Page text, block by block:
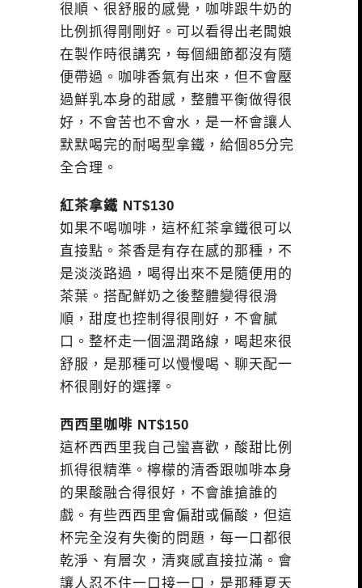
很順、很舒服的感覺，咖啡跟牛奶的
比例抓得剛剛好。可以看得出老闆娘
在製作時很講究，每個細節都沒有隨
便帶過。咖啡香氣有出來，但不會壓
過鮮乳本身的甜感，整體平衡做得很
好，不會苦也不會水，是一杯會讓人
默默喝完的耐喝型拿鐵，給個85分完
全合理。
紅茶拿鐵 NT$130
如果不喝咖啡，這杯紅茶拿鐵很可以
直接點。茶香是有存在感的那種，不
是淡淡路過，喝得出來不是隨便用的
茶葉。搭配鮮奶之後整體變得很滑
順，甜度也控制得很剛好，不會膩
口。整杯走一個溫潤路線，喝起來很
舒服，是那種可以慢慢喝、聊天配一
杯很剛好的選擇。
西西里咖啡 NT$150
這杯西西里我自己蠻喜歡，酸甜比例
抓得很精準。檸檬的清香跟咖啡本身
的果酸融合得很好，不會誰搶誰的
戲。有些西西里會偏甜或偏酸，但這
杯完全沒有失衡的問題，每一口都很
乾淨、有層次，清爽感直接拉滿。會
讓人忍不住一口接一口，是那種夏天